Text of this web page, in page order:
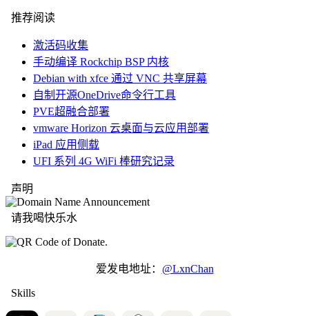
推荐阅读
激活码收集
手动编译 Rockchip BSP 内核
Debian with xfce 通过 VNC 共享屏幕
自制开源OneDrive命令行工具
PVE超融合部署
vmware Horizon 云桌面与云应用部署
iPad 应用侧载
UFI 系列 4G WiFi 棒研究记录
声明
请我喝快乐水
爱发电地址： @LxnChan
Skills